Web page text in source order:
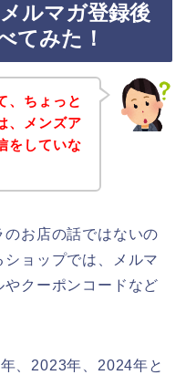
ルマガ登録後
てみた！
、ちょっと
、メンズア
をしていな
お店の話ではないの
ョップでは、メルマ
クーポンコードなど
、2023年、2024年と